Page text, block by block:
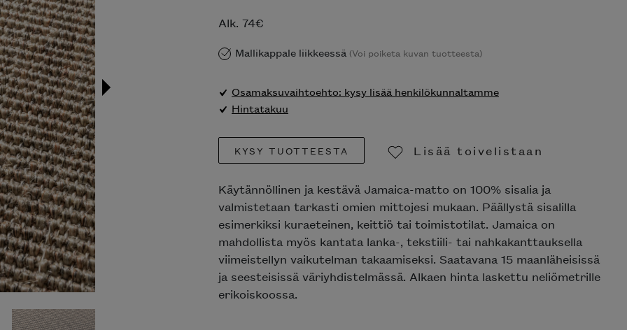
Alk. 74€
Mallikappale liikkeessä (Voi poiketa kuvan tuotteesta)
Osamaksuvaihtoehto: kysy lisää henkilökunnaltamme
Hintatakuu
KYSY TUOTTEESTA
Lisää toivelistaan
Käytännöllinen ja kestävä Jamaica-matto on 100% sisalia ja
valmistetaan tarkasti omien mittojesi mukaan. Päällystä sisalilla
esimerkiksi kuraeteinen, keittiö tai toimistotilat. Jamaica on
mahdollista myös kantata lanka-, tekstiili- tai nahkakanttauksella
viimeistellyn vaikutelman takaamiseksi. Saatavana 15 maanläheisissä
ja seesteisissä väriyhdistelmässä. Alkaen hinta laskettu neliömetrille
erikoiskoossa.